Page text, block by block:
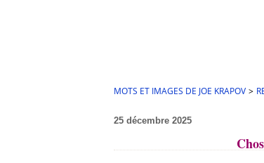
MOTS ET IMAGES DE JOE KRAPOV >
25 décembre 2025